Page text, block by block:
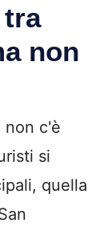
tra
non
non c'è
si
quella